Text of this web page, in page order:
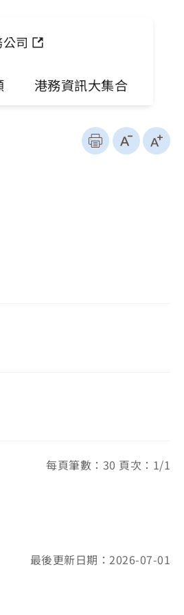
司
港務資訊大集合
每頁筆數：30 頁次：1/1
最後更新日期：2026-07-01